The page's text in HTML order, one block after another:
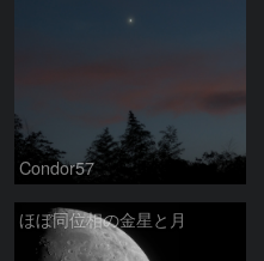
Condor57
ほぼ同位相の金星と月